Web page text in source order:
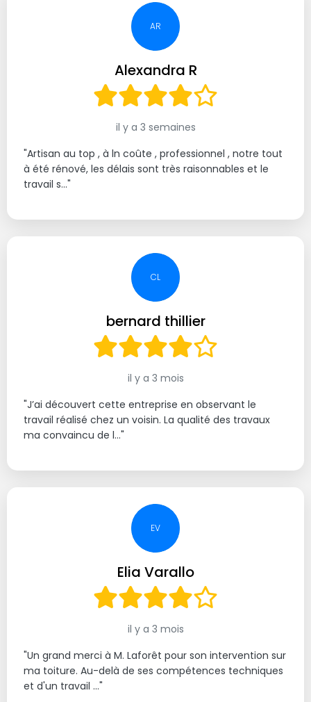
AR
Alexandra R
il y a 3 semaines
"Artisan au top , à ln coûte , professionnel , notre tout
à été rénové, les délais sont très raisonnables et le
travail s..."
CL
bernard thillier
il y a 3 mois
"J’ai découvert cette entreprise en observant le
travail réalisé chez un voisin. La qualité des travaux
ma convaincu de l..."
EV
Elia Varallo
il y a 3 mois
"Un grand merci à M. Laforêt pour son intervention sur
ma toiture. Au-delà de ses compétences techniques
et d'un travail ..."